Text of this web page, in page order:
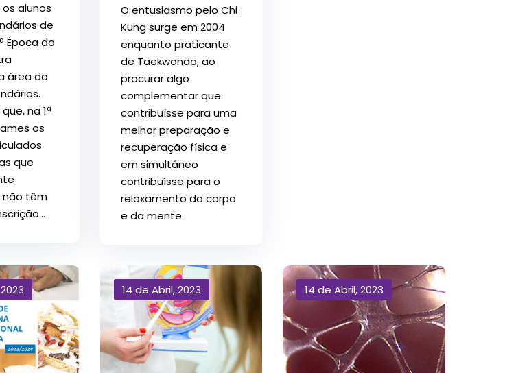
alunos
de
Época do
área do
na 1ª
os
que
não têm
O entusiasmo pelo Chi
Kung surge em 2004
enquanto praticante
de Taekwondo, ao
procurar algo
complementar que
contribuísse para uma
melhor preparação e
recuperação física e
em simultâneo
contribuísse para o
relaxamento do corpo
e da mente.
14 de Abril, 2023 14 de Abril, 2023